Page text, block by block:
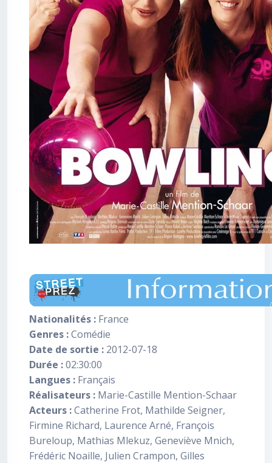
Nationalités : France
Genres :Comédie
Date de sortie : 2012-07-18
Durée :02:30:00
Langues : Français
Réalisateurs : Marie-Castille Mention-Schaar
Acteurs :Catherine Frot, Mathilde Seigner,
Firmine Richard, Laurence Arné, François
Bureloup, Mathias Mlekuz, Geneviève Mnich,
Frédéric Noaille, Julien Crampon, Gilles